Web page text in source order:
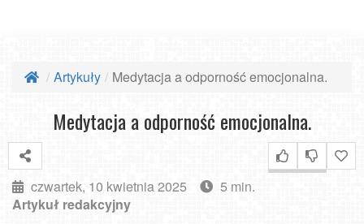
Artykuły Medytacja a odporność emocjonalna.
Medytacja a odporność emocjonalna.
czwartek, 10 kwietnia 2025
5 min.
Artykuł redakcyjny